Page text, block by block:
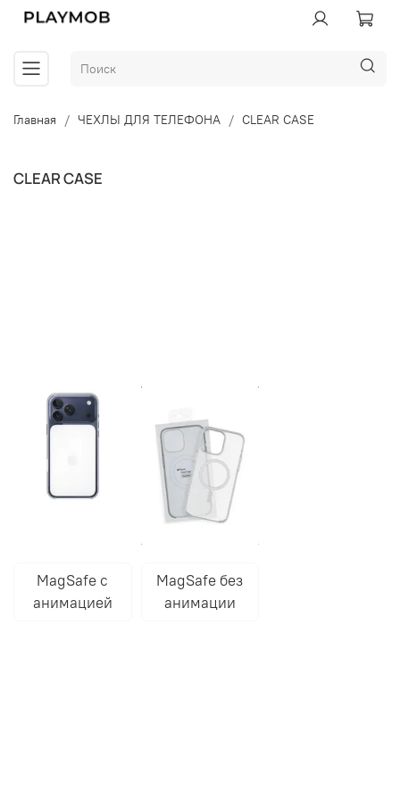
Главная ЧЕХЛЫ ДЛЯ ТЕЛЕФОНА CLEAR CASE
CLEAR CASE
MagSafe с
анимацией
MagSafe без
анимации